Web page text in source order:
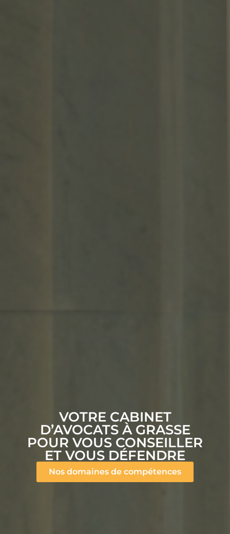
VOTRE CABINET
D’AVOCATS À GRASSE
POUR VOUS CONSEILLER
ET VOUS DÉFENDRE
Nos domaines de compétences